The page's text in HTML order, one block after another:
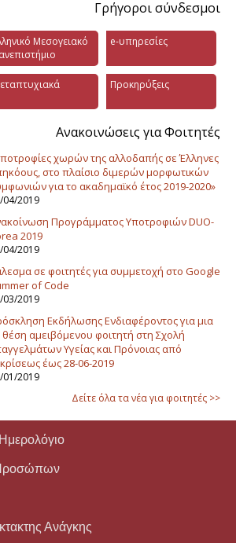
Γρήγοροι σύνδεσμοι
Μεσογειακό
e-υπηρεσίες
Προκηρύξεις
Ανακοινώσεις για Φοιτητές
χωρών της αλλοδαπής σε Έλληνες
στο πλαίσιο διμερών μορφωτικών
για το ακαδημαϊκό έτος 2019-2020»
04/2019
Προγράμματος Υποτροφιών DUO-
2019
04/2019
σε φοιτητές για συμμετοχή στο Google
of Code
03/2019
Εκδήλωσης Ενδιαφέροντος για μια
θέση αμειβόμενου φοιτητή στη Σχολή
Υγείας και Πρόνοιας από
έως 28-06-2019
01/2019
Δείτε όλα τα νέα για φοιτητές >>
Ανάγκης